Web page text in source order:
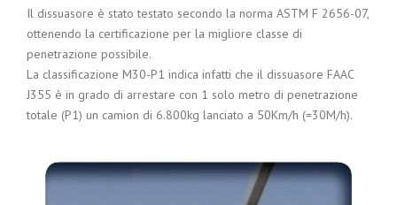
Il dissuasore è stato testato secondo la norma ASTM F 2656-07,
ottenendo la certificazione per la migliore classe di
penetrazione possibile.
La classificazione M30-P1 indica infatti che il dissuasore FAAC
J355 è in grado di arrestare con 1 solo metro di penetrazione
totale (P1) un camion di 6.800kg lanciato a 50Km/h (=30M/h).